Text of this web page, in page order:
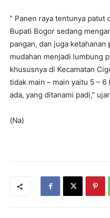
” Panen raya tentunya
Bupati Bogor sedang
pangan, dan juga
mudahan menjadi lumbung
khususnya di Kecamatan
tidak main – main yaitu 5 –
ada, yang ditanami padi,”
(Na)